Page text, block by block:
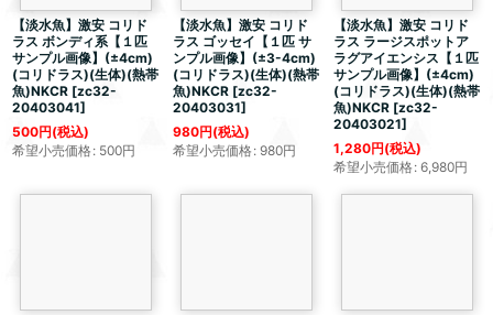
【淡水魚】激安 コリド
ラス ボンディ系【１匹
サンプル画像】(±4cm)
(コリドラス)(生体)(熱帯
魚)NKCR [zc32-
20403041]
500円(税込)
希望小売価格: 500円
【淡水魚】激安 コリド
ラス ゴッセイ【１匹 サ
ンプル画像】(±3-4cm)
(コリドラス)(生体)(熱帯
魚)NKCR [zc32-
20403031]
980円(税込)
希望小売価格: 980円
【淡水魚】激安 コリド
ラス ラージスポットア
ラグアイエンシス【１匹
サンプル画像】(±4cm)
(コリドラス)(生体)(熱帯
魚)NKCR [zc32-
20403021]
1,280円(税込)
希望小売価格: 6,980円